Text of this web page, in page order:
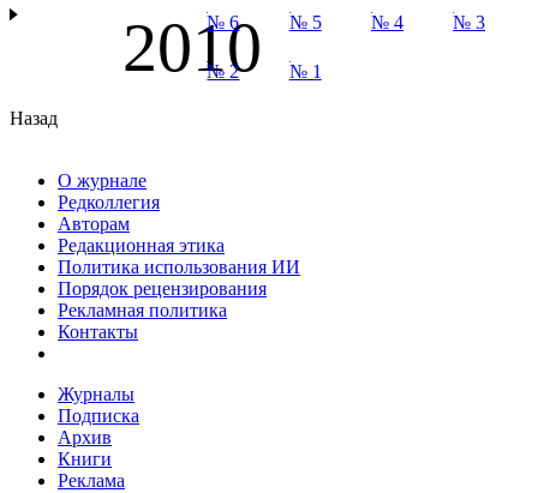
2010
№ 6 № 5 № 4 № 3
№ 2 № 1
Назад
О журнале
Редколлегия
Авторам
Редакционная этика
Политика использования ИИ
Порядок рецензирования
Рекламная политика
Контакты
Журналы
Подписка
Архив
Книги
Реклама